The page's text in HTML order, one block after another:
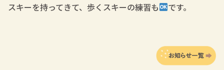
スキーを持ってきて、歩くスキーの練習も
です。